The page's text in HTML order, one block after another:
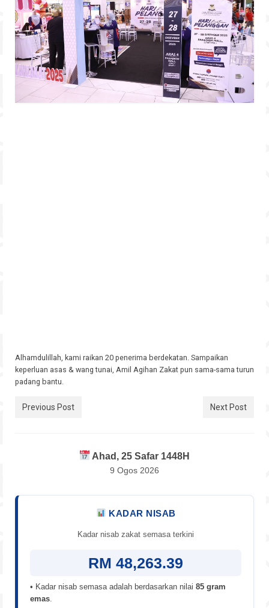
Alhamdulillah, kami raikan 20 penerima berdekatan. Sampaikan
keperluan asas & wang tunai, Amil Agihan Zakat pun sama-sama turun
padang bantu.
Previous Post Next Post
Ahad, 25 Safar 1448H
9 Ogos 2026
KADAR NISAB
Kadar nisab zakat semasa terkini
RM 48,263.39
• Kadar nisab semasa adalah berdasarkan nilai 85 gram
emas